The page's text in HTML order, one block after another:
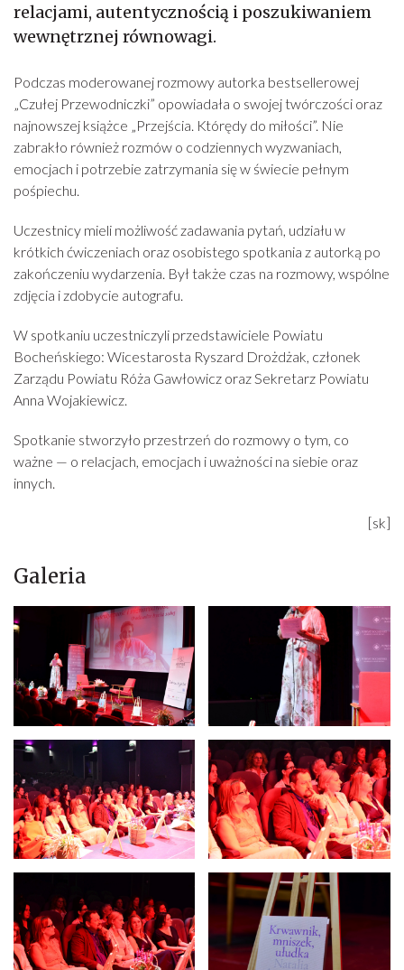
relacjami, autentycznością i poszukiwaniem
wewnętrznej równowagi.
Podczas moderowanej rozmowy autorka bestsellerowej
„Czułej Przewodniczki” opowiadała o swojej twórczości oraz
najnowszej książce „Przejścia. Którędy do miłości”. Nie
zabrakło również rozmów o codziennych wyzwaniach,
emocjach i potrzebie zatrzymania się w świecie pełnym
pośpiechu.
Uczestnicy mieli możliwość zadawania pytań, udziału w
krótkich ćwiczeniach oraz osobistego spotkania z autorką po
zakończeniu wydarzenia. Był także czas na rozmowy, wspólne
zdjęcia i zdobycie autografu.
W spotkaniu uczestniczyli przedstawiciele Powiatu
Bocheńskiego: Wicestarosta Ryszard Drożdżak, członek
Zarządu Powiatu Róża Gawłowicz oraz Sekretarz Powiatu
Anna Wojakiewicz.
Spotkanie stworzyło przestrzeń do rozmowy o tym, co
ważne — o relacjach, emocjach i uważności na siebie oraz
innych.
[sk]
Galeria